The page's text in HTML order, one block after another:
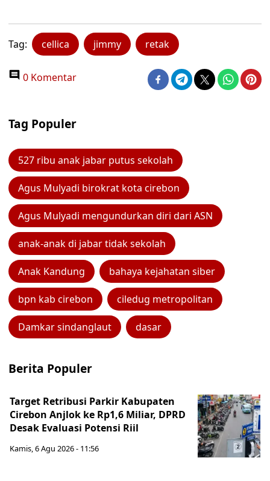
Tag: cellica jimmy retak
0 Komentar
Tag Populer
527 ribu anak jabar putus sekolah
Agus Mulyadi birokrat kota cirebon
Agus Mulyadi mengundurkan diri dari ASN
anak-anak di jabar tidak sekolah
Anak Kandung bahaya kejahatan siber
bpn kab cirebon ciledug metropolitan
Damkar sindanglaut dasar
Berita Populer
Target Retribusi Parkir Kabupaten
Cirebon Anjlok ke Rp1,6 Miliar, DPRD
Desak Evaluasi Potensi Riil
Kamis, 6 Agu 2026 - 11:56